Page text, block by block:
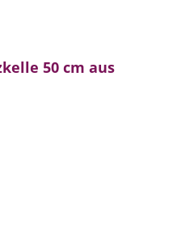
50 cm aus